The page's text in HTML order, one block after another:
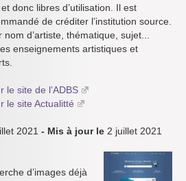
donc libres d’utilisation. Il est
de créditer l’institution source.
d’artiste, thématique, sujet...
enseignements artistiques et
le site de l’ADBS
le site Actualitté
2021 - Mis à jour le 2 juillet 2021
d’images déjà